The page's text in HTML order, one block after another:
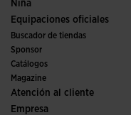
Trail running
Calzado Mujer
Deporte
Niña
Ver todo ropa niña
Equipaciones oficiales
Fútbol
Fútbol sala
Comités y Federaciones
Ediciones especiales
Buscador de tiendas
Sponsor
Catálogos
Magazine
Atención al cliente
Condiciones de compra
Empresa